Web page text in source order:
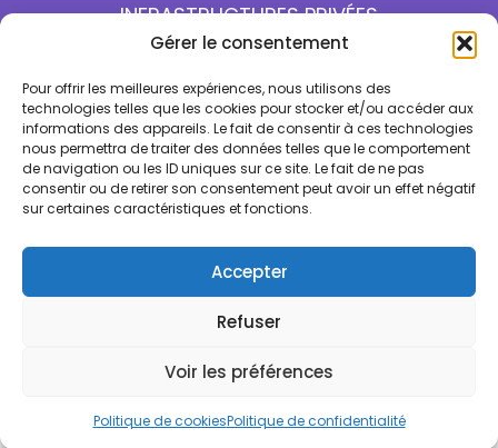
Gérer le consentement
Pour offrir les meilleures expériences, nous utilisons des
technologies telles que les cookies pour stocker et/ou accéder aux
informations des appareils. Le fait de consentir à ces technologies
nous permettra de traiter des données telles que le comportement
de navigation ou les ID uniques sur ce site. Le fait de ne pas
consentir ou de retirer son consentement peut avoir un effet négatif
sur certaines caractéristiques et fonctions.
Accepter
Refuser
Voir les préférences
Politique de cookiesPolitique de confidentialité
INFRASTRUCTURES PRIVÉES
Qui sommes nous ?
Contactez-nous
L'actualité
Mentions Légales
Rejoignez-nous
Copyright © 2026 -Politique de confidentialité